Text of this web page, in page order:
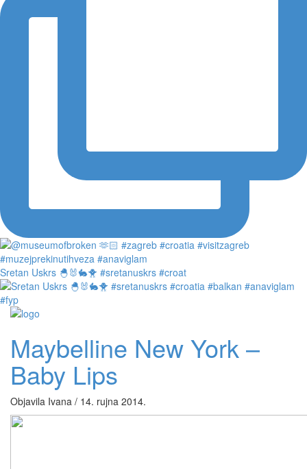
Sretan Uskrs 🐣🐰🐇🐥 #sretanuskrs #croat
Maybelline New York –
Baby Lips
Objavila Ivana / 14. rujna 2014.